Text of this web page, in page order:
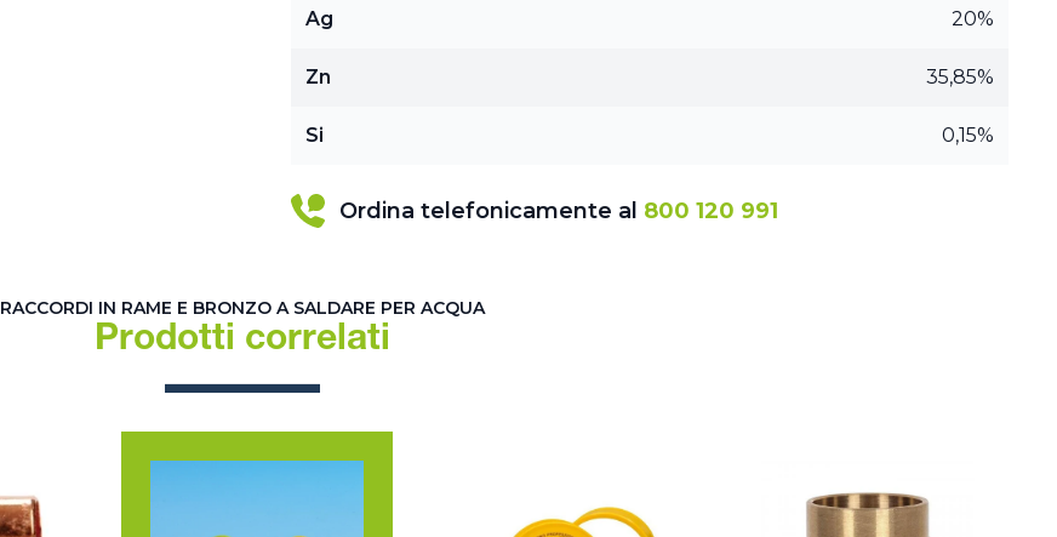
Ag 20%
Zn 35,85%
Si 0,15%
Ordina telefonicamente al 800 120 991
RACCORDI IN RAME E BRONZO A SALDARE PER ACQUA
Prodotti correlati